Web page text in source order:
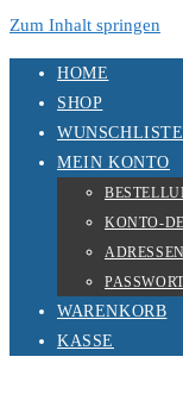
Zum Inhalt springen
HOME
SHOP
WUNSCHLISTE
MEIN KONTO
KONTO-
ADRESSEN
WARENKORB
KASSE